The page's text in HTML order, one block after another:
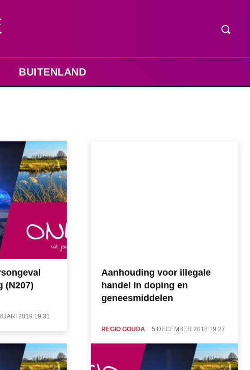
BUITENLAND
(N207)
2019 19:31
Aanhouding voor illegale
handel in doping en
geneesmiddelen
REGIO GOUDA 5 DECEMBER 2018 19:27